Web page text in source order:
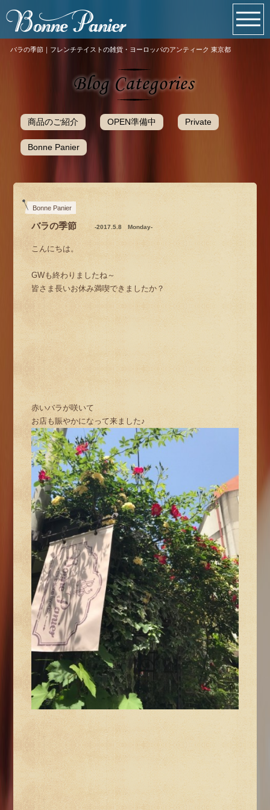
バラの季節｜フレンチテイストの雑貨・ヨーロッパのアンティーク 東京都
商品のご紹介 OPEN準備中 Private
Bonne Panier
Bonne Panier
バラの季節 -2017.5.8 Monday-
こんにちは。
GWも終わりましたね～
皆さま長いお休み満喫できましたか？
赤いバラが咲いて
お店も賑やかになって来ました♪